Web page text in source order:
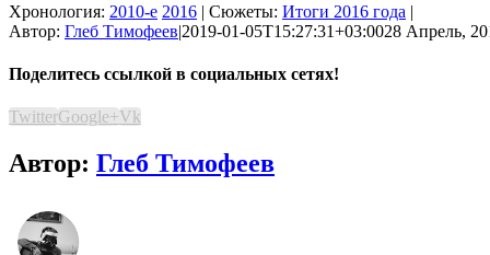
Хронология: 2010-е 2016 | Сюжеты: Итоги 2016 года |
Автор: Глеб Тимофеев|2019-01-05T15:27:31+03:0028 Апрель,
Поделитесь ссылкой в социальных сетях!
TwitterGoogle+Vk
Автор: Глеб Тимофеев